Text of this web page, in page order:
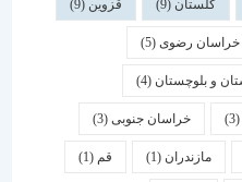
(9) قزوین
رضوی(5)
(4)
خراسان جنوبی(3)
(1) قم